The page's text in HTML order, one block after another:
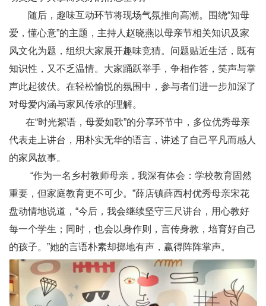
随后，趣味互动环节将现场气氛推向高潮。围绕“知母
爱，懂心意”的主题，主持人赵晓燕以母亲节相关知识及家
风文化为题，组织大家展开趣味竞猜。问题贴近生活，既有
知识性，又不乏温情。大家踊跃举手，争相作答，笑声与掌
声此起彼伏。在轻松愉悦的氛围中，参与者们进一步加深了
对母爱内涵与家风传承的理解。
在“时光絮语，母爱如歌”的分享环节中，多位优秀母亲
代表走上讲台，用朴实无华的语言，讲述了自己平凡而感人
的家风故事。
“作为一名乡村教师母亲，我深有体会：学校教育固然
重要，但家庭教育更不可少。”薛店镇薛西村优秀母亲宋花
盘动情地说道，“今后，我会继续坚守三尺讲台，用心教好
每一个学生；同时，也会以身作则，言传身教，培育好自己
的孩子。”她的言语朴素却掷地有声，赢得阵阵掌声。